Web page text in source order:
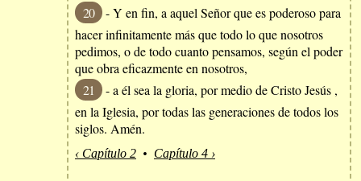
20
- Y en fin, a aquel Señor que es poderoso para
hacer infinitamente más que todo lo que nosotros
pedimos, o de todo cuanto pensamos, según el poder
que obra eficazmente en nosotros,
21
- a él sea la gloria, por medio de Cristo Jesús ,
en la Iglesia, por todas las generaciones de todos los
siglos. Amén.
‹ Capítulo 2 • Capítulo 4 ›